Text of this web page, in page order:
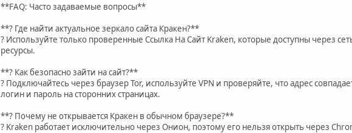
**FAQ: Часто задаваемые вопросы**
**? Где найти актуальное зеркало сайта Кракен?**
? Используйте только проверенные Ссылка На Сайт Kraken, которые доступны через
ресурсы.
**? Как безопасно зайти на сайт?**
? Подключайтесь через браузер Tor, используйте VPN и проверяйте, что адрес
логин и пароль на сторонних страницах.
**? Почему не открывается Кракен в обычном браузере?**
? Kraken работает исключительно через Онион, поэтому его нельзя открыть через